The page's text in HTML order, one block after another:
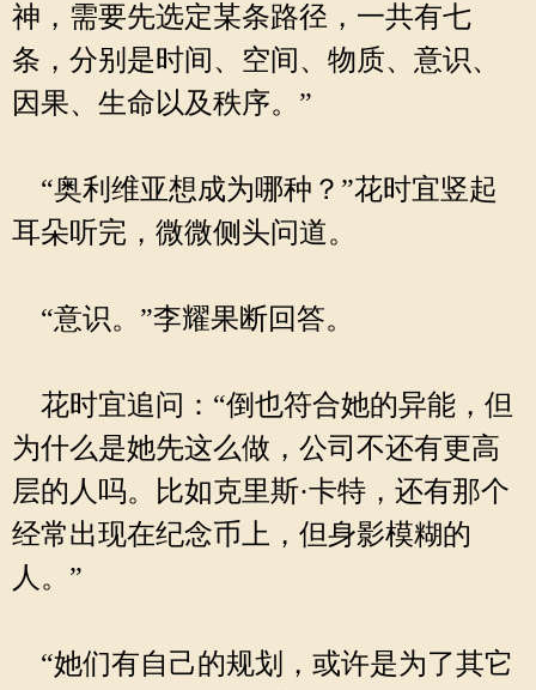
神，需要先选定某条路径，一共有七
条，分别是时间、空间、物质、意识、
因果、生命以及秩序。”
“奥利维亚想成为哪种？”花时宜竖起
耳朵听完，微微侧头问道。
“意识。”李耀果断回答。
花时宜追问：“倒也符合她的异能，但
为什么是她先这么做，公司不还有更高
层的人吗。比如克里斯·卡特，还有那个
经常出现在纪念币上，但身影模糊的
人。”
“她们有自己的规划，或许是为了其它